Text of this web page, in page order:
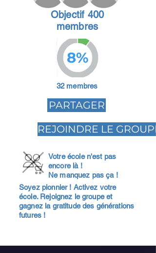
Objectif 400
membres
8%
32 membres
PARTAGER
REJOINDRE LE GROUPE
Votre école n'est pas
encore là !
Ne manquez pas ça !
Soyez pionnier ! Activez votre
école. Rejoignez le groupe et
gagnez la gratitude des générations
futures !